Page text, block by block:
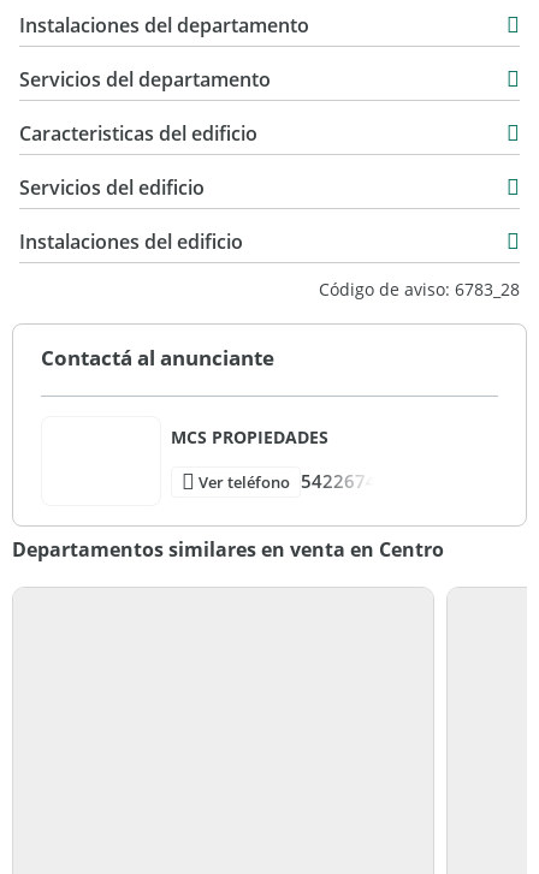
63 m2
Instalaciones del departamento
Servicios del departamento
Caracteristicas del edificio
4
12
Excelente
Servicios del edificio
Instalaciones del edificio
Código de aviso: 6783_28
Contactá al anunciante
MCS PROPIEDADES
Ver teléfono 5422674
Departamentos similares en venta en Centro